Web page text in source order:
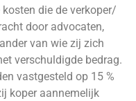
die de verkoper/
door advocaten,
van wie zij zich
verschuldigde bedrag.
vastgesteld op 15 %
koper aannemelijk